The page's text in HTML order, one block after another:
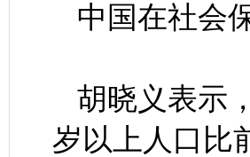
中国在社会
胡晓义表示
岁以上人口比